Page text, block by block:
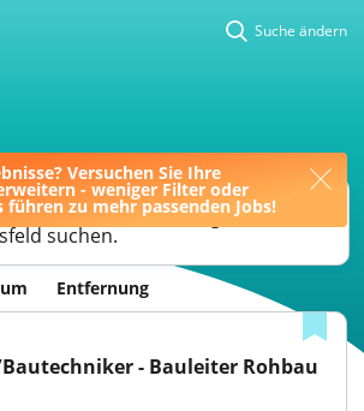
Versuchen Sie Ihre
- weniger Filter oder
zu mehr passenden Jobs!
Suche ändern
bessere Ergebnisse liefern,
Berufsbezeichnung oder
suchen.
Entfernung
- Bauleiter Rohbau